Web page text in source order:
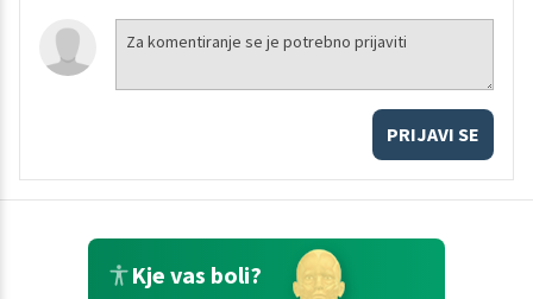
PRIJAVI SE
Kje vas boli?